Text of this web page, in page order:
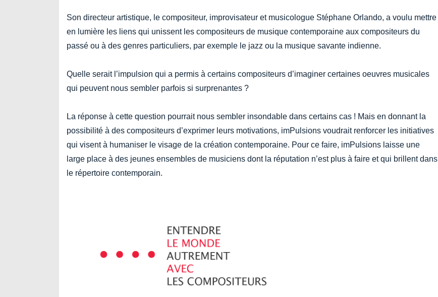
Son directeur artistique, le compositeur, improvisateur et musicologue Stéphane Orlando, a voulu mettre
en lumière les liens qui unissent les compositeurs de musique contemporaine aux compositeurs du
passé ou à des genres particuliers, par exemple le jazz ou la musique savante indienne.
Quelle serait l’impulsion qui a permis à certains compositeurs d’imaginer certaines oeuvres musicales
qui peuvent nous sembler parfois si surprenantes ?
La réponse à cette question pourrait nous sembler insondable dans certains cas ! Mais en donnant la
possibilité à des compositeurs d’exprimer leurs motivations, imPulsions voudrait renforcer les initiatives
qui visent à humaniser le visage de la création contemporaine. Pour ce faire, imPulsions laisse une
large place à des jeunes ensembles de musiciens dont la réputation n’est plus à faire et qui brillent dans
le répertoire contemporain.